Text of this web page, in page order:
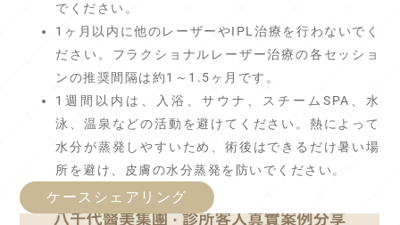
でください。
1ヶ月以内に他のレーザーやIPL治療を行わないでく
ださい。フラクショナルレーザー治療の各セッショ
ンの推奨間隔は約1～1.5ヶ月です。
1週間以内は、入浴、サウナ、スチームSPA、水
泳、温泉などの活動を避けてください。熱によって
水分が蒸発しやすいため、術後はできるだけ暑い場
所を避け、皮膚の水分蒸発を防いでください。
ケースシェアリング